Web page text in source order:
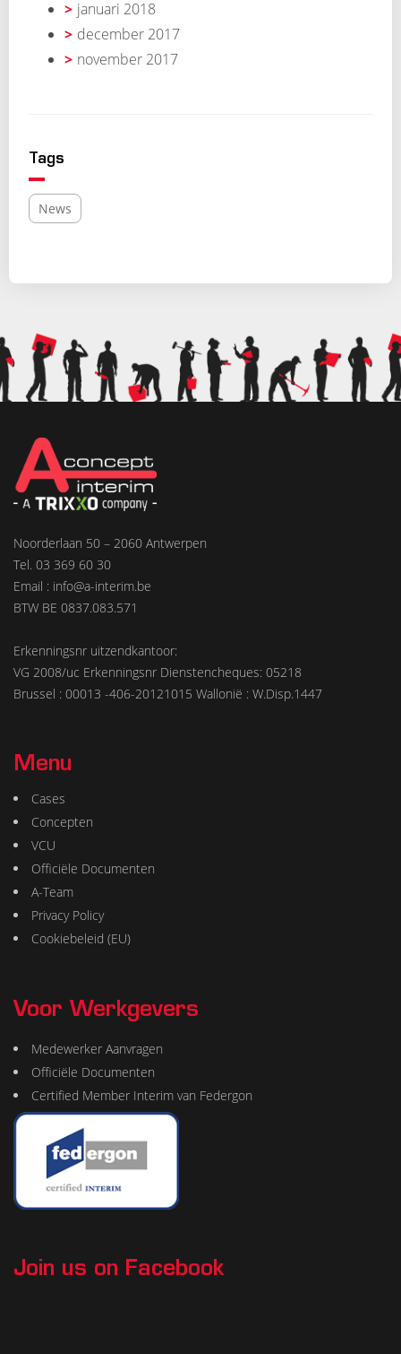
januari 2018
december 2017
november 2017
Tags
News
Noorderlaan 50 – 2060 Antwerpen
Tel. 03 369 60 30
Email : info@a-interim.be
BTW BE 0837.083.571
Erkenningsnr uitzendkantoor:
VG 2008/uc Erkenningsnr Dienstencheques: 05218
Brussel : 00013 -406-20121015 Wallonië : W.Disp.1447
Menu
Cases
Concepten
VCU
Officiële Documenten
A-Team
Privacy Policy
Cookiebeleid (EU)
Voor Werkgevers
Medewerker Aanvragen
Officiële Documenten
Certified Member Interim van Federgon
Join us on Facebook